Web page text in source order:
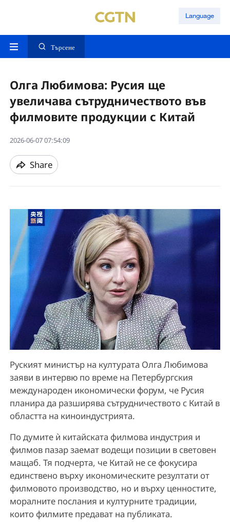
Language
Търсене
Олга Любимова: Русия ще
увеличава сътрудничеството във
филмовите продукции с Китай
2026-06-07 07:54:09
Share
Руският министър на културата Олга Любимова
заяви в интервю по време на Петербургския
международен икономически форум, че Русия
планира да разширява сътрудничеството с Китай в
областта на киноиндустрията.
По думите ѝ китайската филмова индустрия и
филмов пазар заемат водещи позиции в световен
мащаб. Тя подчерта, че Китай не се фокусира
единствено върху икономическите резултати от
филмовото производство, но и върху ценностите,
моралните послания и културните традиции,
които филмите предават на публиката.